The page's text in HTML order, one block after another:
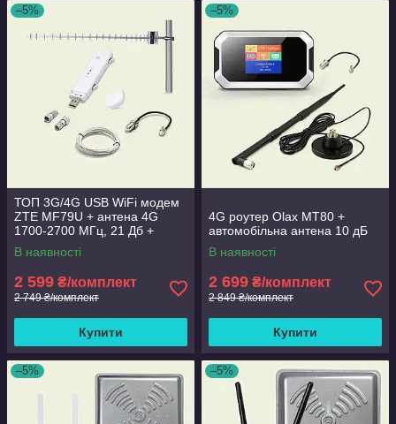
–5%
ТОП 3G/4G USB WiFi модем
ZTE MF79U + антена 4G
1700-2700 МГц, 21 Дб +
кабель+перехідник
В наявності
2 599 ₴/комплект
2 749 ₴/комплект
Купити
–5%
4G роутер Olax MT80 +
автомобільна антена 10 дБ
В наявності
2 699 ₴/комплект
2 849 ₴/комплект
Купити
–5% –5%